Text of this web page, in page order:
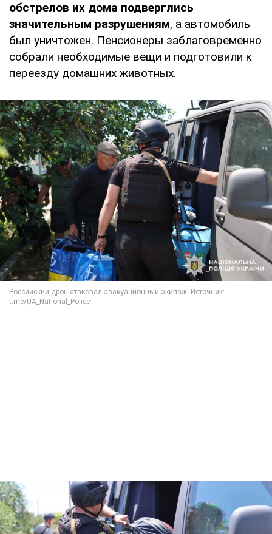
обстрелов их дома подверглись
значительным разрушениям, а автомобиль
был уничтожен. Пенсионеры заблаговременно
собрали необходимые вещи и подготовили к
переезду домашних животных.